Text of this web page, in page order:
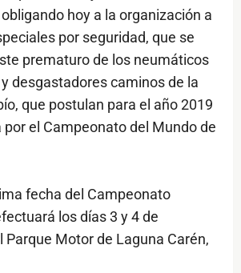
hoy a la organización a
por seguridad, que se
prematuro de los neumáticos
desgastadores caminos de la
que postulan para el año 2019
por el Campeonato del Mundo de
fecha del Campeonato
los días 3 y 4 de
Parque Motor de Laguna Carén,